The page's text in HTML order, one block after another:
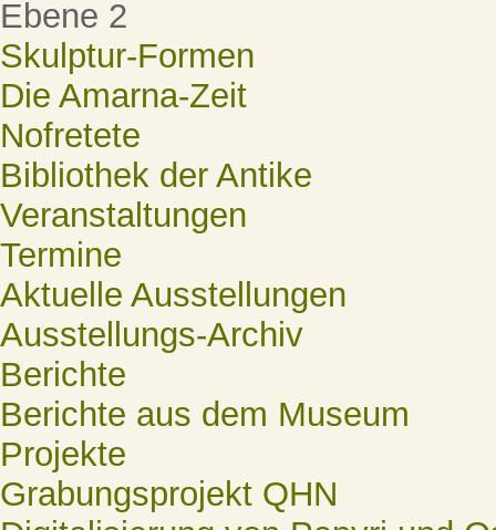
Ebene 2
Skulptur-Formen
Die Amarna-Zeit
Nofretete
Bibliothek der Antike
Veranstaltungen
Termine
Aktuelle Ausstellungen
Ausstellungs-Archiv
Berichte
Berichte aus dem Museum
Projekte
Grabungsprojekt QHN